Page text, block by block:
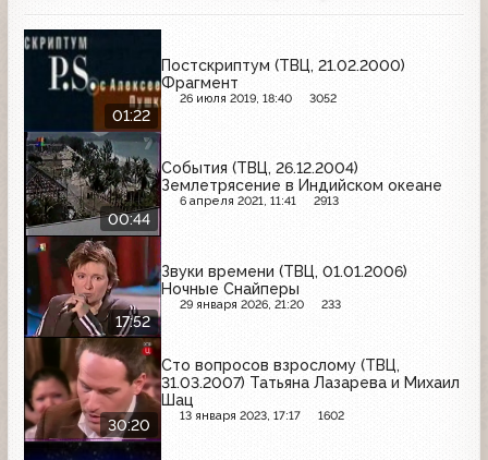
01:22
Постскриптум (ТВЦ, 21.02.2000)
Фрагмент
26 июля 2019, 18:40 3052
00:44
События (ТВЦ, 26.12.2004)
Землетрясение в Индийском океане
6 апреля 2021, 11:41 2913
17:52
Звуки времени (ТВЦ, 01.01.2006)
Ночные Снайперы
29 января 2026, 21:20 233
30:20
Сто вопросов взрослому (ТВЦ,
31.03.2007) Татьяна Лазарева и Михаил
Шац
13 января 2023, 17:17 1602